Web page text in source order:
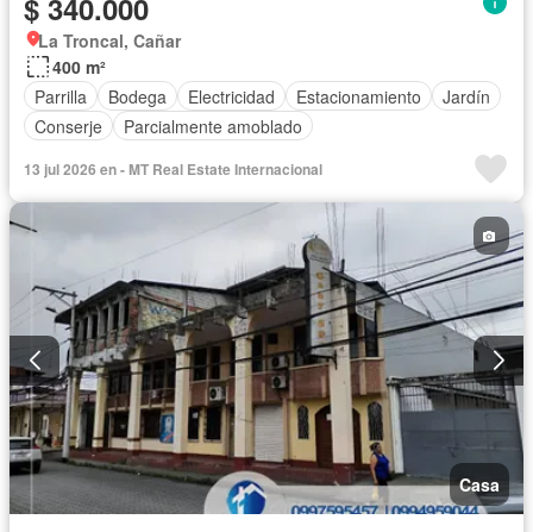
$ 340.000
La Troncal, Cañar
400 m²
Parrilla
Bodega Electricidad Estacionamiento
Jardín
Conserje
Parcialmente amoblado
13 jul 2026 en - MT Real Estate Internacional
Casa